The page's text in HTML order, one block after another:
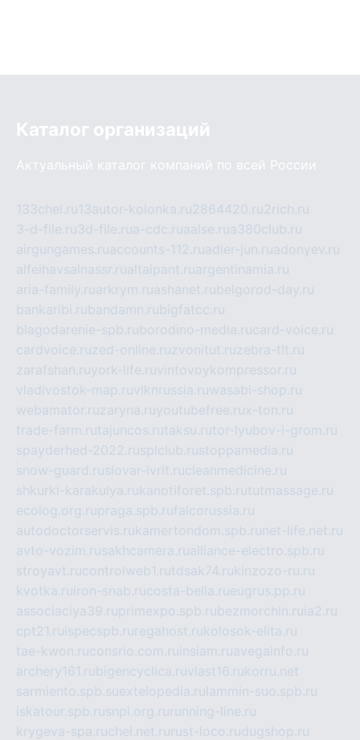
Каталог организаций
Актуальный каталог компаний по всей России
133chel.ru13autor-kolonka.ru2864420.ru2rich.ru
3-d-file.ru3d-file.rua-cdc.ruaalse.rua380club.ru
airgungames.ruaccounts-112.ruadler-jun.ruadonyev.ru
alfeihavsalnassr.rualtaipant.ruargentinamia.ru
aria-family.ruarkrym.ruashanet.rubelgorod-day.ru
bankaribi.rubandamn.rubigfatcc.ru
blagodarenie-spb.ruborodino-media.rucard-voice.ru
cardvoice.ruzed-online.ruzvonitut.ruzebra-tlt.ru
zarafshan.ruyork-life.ruvintovoykompressor.ru
vladivostok-map.ruvlknrussia.ruwasabi-shop.ru
webamator.ruzaryna.ruyoutubefree.rux-ton.ru
trade-farm.rutajuncos.rutaksu.rutor-lyubov-i-grom.ru
spayderhed-2022.rusplclub.rustoppamedia.ru
snow-guard.ruslovar-ivrit.rucleanmedicine.ru
shkurki-karakulya.rukanotiforet.spb.rututmassage.ru
ecolog.org.rupraga.spb.rufalcorussia.ru
autodoctorservis.rukamertondom.spb.ru net-life.net.ru
avto-vozim.rusakhcamera.rualliance-electro.spb.ru
stroyavt.rucontrolweb1.rutdsak74.rukinzozo-ru.ru
kvotka.ru iron-snab.rucosta-bella.rueugrus.pp.ru
associaciya39.ruprimexpo.spb.rubezmorchin.ru ia2.ru
cpt21.ru ispecspb.ru regahost.rukolosok-elita.ru
tae-kwon.ruconsrio.com.ru insiam.ruavegainfo.ru
archery161.rubigencyclica.ruvlast16.rukorru.net
sarmiento.spb.suextelopedia.ru lammin-suo.spb.ru
iskatour.spb.rusnpi.org.ru running-line.ru
krygeva-spa.ruchel.net.ru rust-loco.rudugshop.ru